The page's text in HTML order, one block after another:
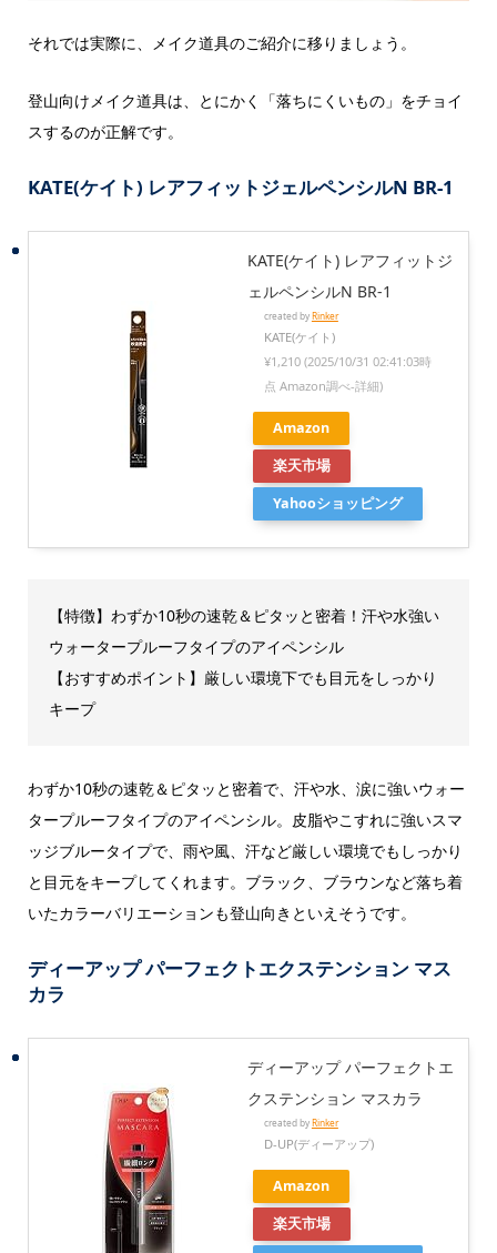
それでは実際に、メイク道具のご紹介に移りましょう。
登山向けメイク道具は、とにかく「落ちにくいもの」をチョイ
スするのが正解です。
KATE(ケイト) レアフィットジェルペンシルN BR-1
KATE(ケイト) レアフィットジ
ェルペンシルN BR-1
created by Rinker
KATE(ケイト)
¥1,210 (2025/10/31 02:41:03時
点 Amazon調べ-詳細)
Amazon
楽天市場
Yahooショッピング
【特徴】わずか10秒の速乾＆ピタッと密着！汗や水強い
ウォータープルーフタイプのアイペンシル
【おすすめポイント】厳しい環境下でも目元をしっかり
キープ
わずか10秒の速乾＆ピタッと密着で、汗や水、涙に強いウォー
タープルーフタイプのアイペンシル。皮脂やこすれに強いスマ
ッジブルータイプで、雨や風、汗など厳しい環境でもしっかり
と目元をキープしてくれます。ブラック、ブラウンなど落ち着
いたカラーバリエーションも登山向きといえそうです。
ディーアップ パーフェクトエクステンション マス
カラ
ディーアップ パーフェクトエ
クステンション マスカラ
created byRinker
D-UP(ディーアップ)
Amazon
楽天市場